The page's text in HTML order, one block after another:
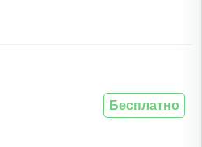
Бесплатно